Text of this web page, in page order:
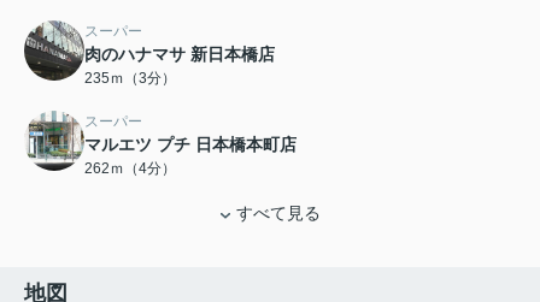
スーパー
肉のハナマサ 新日本橋店
235ｍ（3分）
スーパー
マルエツ プチ 日本橋本町店
262ｍ（4分）
すべて見る
地図